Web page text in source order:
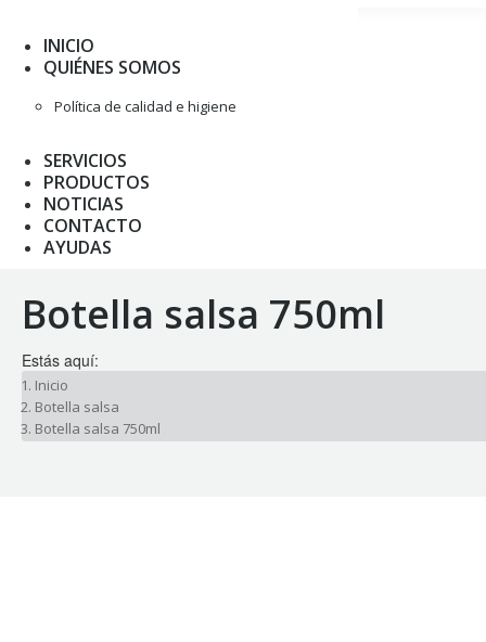
INICIO
QUIÉNES SOMOS
Política de calidad e higiene
SERVICIOS
PRODUCTOS
NOTICIAS
CONTACTO
AYUDAS
Botella salsa 750ml
Estás aquí:
Inicio
Botella salsa
Botella salsa 750ml